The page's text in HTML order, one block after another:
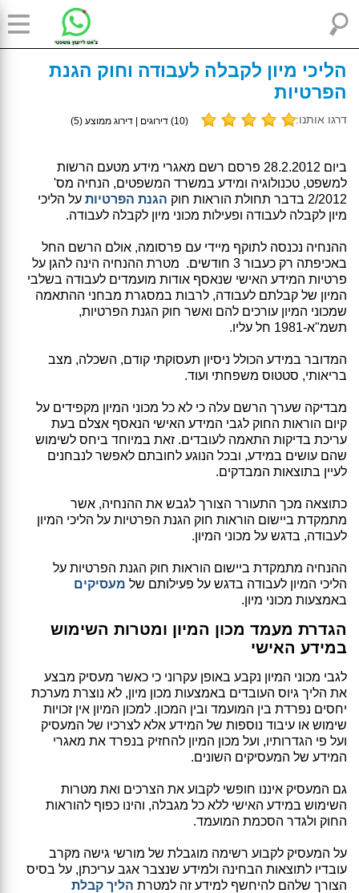
הליכי מיון לקבלה לעבודה וחוק הגנת
הפרטיות
דרגו אותנו: (
10) דירוגים | דירוג ממוצע (5
)
ביום 28.2.2012 פרסם רשם מאגרי מידע מטעם הרשות
למשפט, טכנולוגיה ומידע במשרד המשפטים, הנחיה מס'
2/2012 בדבר תחולת הוראות חוק
הגנת הפרטיות על הליכי
מיון לקבלה לעבודה ופעילות מכוני מיון לקבלה לעבודה.
ההנחיה נכנסה לתוקף מיידי עם פרסומה, אולם הרשם החל
באכיפתה רק כעבור 3 חודשים. מטרת ההנחיה הינה להגן על
פרטיות המידע האישי שנאסף אודות מועמדים לעבודה בשלבי
המיון של קבלתם לעבודה, לרבות במסגרת מבחני ההתאמה
שמכוני המיון עורכים להם ואשר חוק הגנת הפרטיות,
תשמ"א-1981 חל עליו.
המדובר במידע הכולל ניסיון תעסוקתי קודם, השכלה, מצב
בריאותי, סטטוס משפחתי ועוד.
מבדיקה שערך הרשם עלה כי לא כל מכוני המיון מקפידים על
קיום הוראות החוק לגבי המידע האישי הנאסף אצלם בעת
עריכת בדיקות התאמה לעובדים. זאת במיוחד ביחס לשימוש
שהם עושים במידע, ובכל הנוגע לחובתם לאפשר לנבחנים
לעיין בתוצאות המבדקים.
כתוצאה מכך התעורר הצורך לגבש את ההנחיה, אשר
מתמקדת ביישום הוראות חוק הגנת הפרטיות על הליכי המיון
לעבודה, בדגש על מכוני המיון.
ההנחיה מתמקדת ביישום הוראות חוק הגנת הפרטיות על
הליכי המיון לעבודה בדגש על פעילותם של מעסיקים
באמצעות מכוני מיון.
הגדרת מעמד מכון המיון ומטרות השימוש
במידע האישי
לגבי מכוני המיון נקבע באופן עקרוני כי כאשר מעסיק מבצע
את הליך גיוס העובדים באמצעות מכון מיון, לא נוצרת מערכת
יחסים נפרדת בין המועמד ובין המכון. למכון המיון אין זכויות
שימוש או עיבוד נוספות של המידע אלא לצרכיו של המעסיק
ועל פי הגדרותיו, ועל מכון המיון להחזיק בנפרד את מאגרי
המידע של המעסיקים השונים.
גם המעסיק איננו חופשי לקבוע את הצרכים ואת מטרות
השימוש במידע האישי ללא כל מגבלה, והינו כפוף להוראות
החוק ולגדר הסכמת המועמד.
על המעסיק לקבוע רשימה מוגבלת של מורשי גישה מקרב
עובדיו לתוצאות הבחינה ולמידע שנצבר אגב עריכתן, על בסיס
הצורך שלהם להיחשף למידע זה למטרת הליך קבלת